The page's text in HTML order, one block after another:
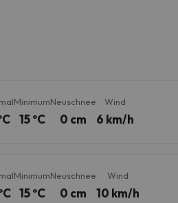
Minimum
15 ºC
Neuschnee
0 cm
Wind
6 km/h
Minimum
15 ºC
Neuschnee
0 cm
Wind
10 km/h